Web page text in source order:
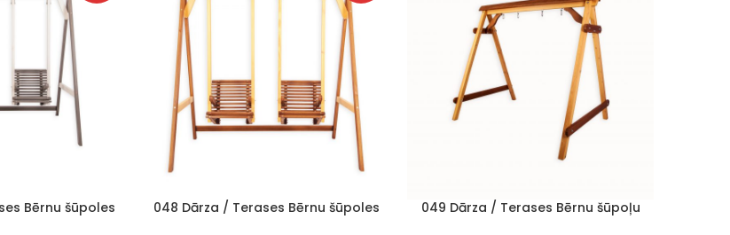
Bērnu šūpoles
048 Dārza / Terases Bērnu šūpoles
049 Dārza / Terases Bērnu šūpoļu